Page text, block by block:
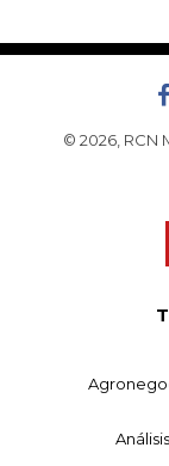
© 2026, RCN
Análisis